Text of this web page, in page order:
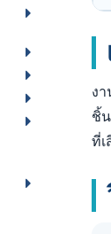
ง
ชิ้
ที่เ